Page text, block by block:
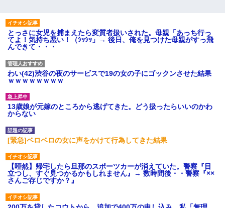
とっさに女児を捕まえたら変質者扱いされた。母親「あっち行っ
てよ！気持ち悪い！（ｼｯｼｯ」→ 後日、俺を見つけた母親がすっ飛
んできて・・・
わい(42)渋谷の夜のサービスで19の女の子にゴックンさせた結果
ｗｗｗｗｗｗｗｗ
13歳娘が元嫁のところから逃げてきた。どう扱ったらいいのかわ
からない
[緊急]ベロベロの女に声をかけて行為してきた結果
【唖然】帰宅したら旦那のスポーツカーが消えていた。警察『目
立つし、すぐ見つかるかもしれません』→ 数時間後・・警察『××
さんご存じですか？』